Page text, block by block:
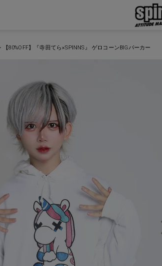
【80%OFF】『寺田てら×SPINNS』 ゲロコーンBIGパーカー